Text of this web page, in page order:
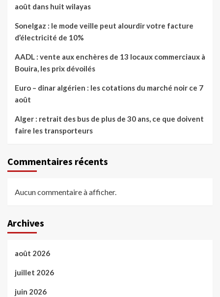
août dans huit wilayas
Sonelgaz : le mode veille peut alourdir votre facture
d’électricité de 10%
AADL : vente aux enchères de 13 locaux commerciaux à
Bouira, les prix dévoilés
Euro – dinar algérien : les cotations du marché noir ce 7
août
Alger : retrait des bus de plus de 30 ans, ce que doivent
faire les transporteurs
Commentaires récents
Aucun commentaire à afficher.
Archives
août 2026
juillet 2026
juin 2026